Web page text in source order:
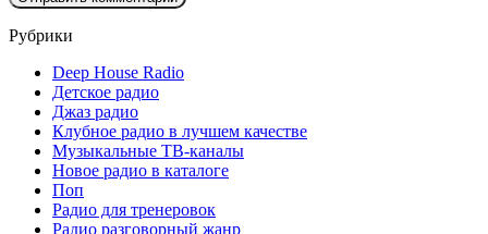
Рубрики
Deep House Radio
Детское радио
Джаз радио
Клубное радио в лучшем качестве
Музыкальные ТВ-каналы
Новое радио в каталоге
Поп
Радио для тренеровок
Радио разговорный жанр